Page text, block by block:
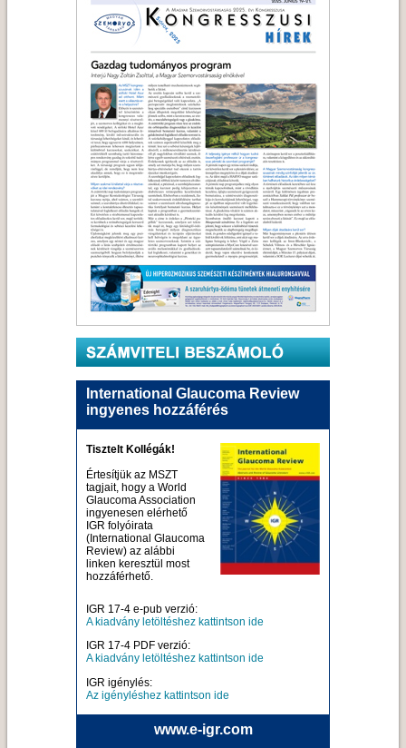
International Glaucoma Review
ingyenes hozzáférés
Tisztelt Kollégák!
Értesítjük az MSZT
tagjait, hogy a World
Glaucoma Association
ingyenesen elérhető
IGR folyóirata
(International Glaucoma
Review) az alábbi
linken keresztül most
hozzáférhető.
IGR 17-4 e-pub verzió:
A kiadvány letöltéshez kattintson ide
IGR 17-4 PDF verzió:
A kiadvány letöltéshez kattintson ide
IGR igénylés:
Az igényléshez kattintson ide
www.e-igr.com